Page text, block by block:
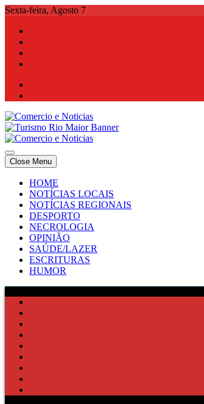
Skip
content
Sexta-feira, Agosto 7
Comercio e Noticias
Notícias e Publicidade Online
Comercio e Noticias
Notícias e Publicidade Online
Close Menu
HOME
NOTÍCIAS LOCAIS
NOTÍCIAS REGIONAIS
DESPORTO
NECROLOGIA
OPINIÃO
SAÚDE/LAZER
ESCRITURAS
HUMOR